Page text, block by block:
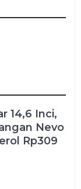
14,6 Inci,
Nevo
Rp309